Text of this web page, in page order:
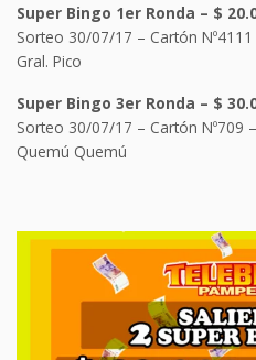
Super Bingo 1er Ronda – $
Sorteo 30/07/17 – Cartón
Gral. Pico
Super Bingo 3er Ronda – $
Sorteo 30/07/17 – Cartón Nº709
Quemú Quemú